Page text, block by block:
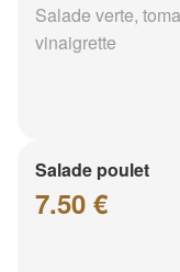
Salade verte,
vinaigrette
Salade poulet
7.50 €